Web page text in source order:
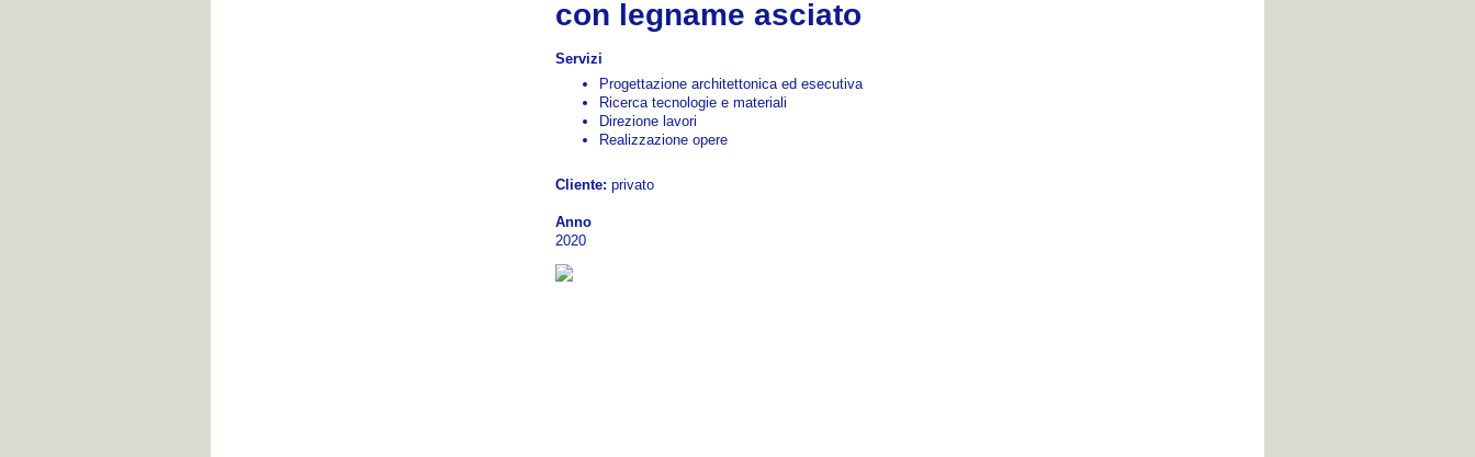
con legname asciato
Servizi
Progettazione architettonica ed esecutiva
Ricerca tecnologie e materiali
Direzione lavori
Realizzazione opere
Cliente: privato
Anno
2020